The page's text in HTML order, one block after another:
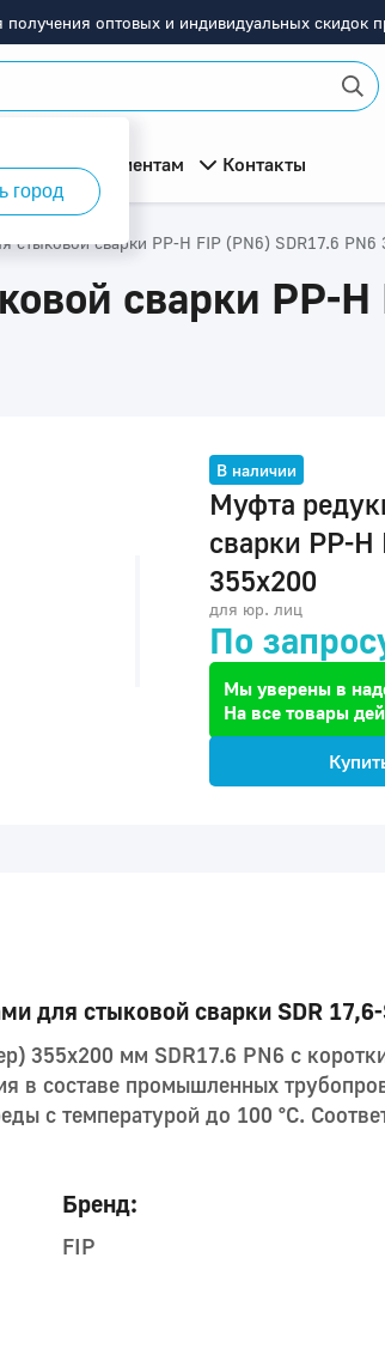
оптовых и индивидуальных скидок
город
Клиентам Контакты
стыковой сварки PP-H FIP (PN6) SDR17.6 PN6
сварки PP-H
В наличии
Муфта
сварки PP-H
355x200
для юр. лиц
По
Мы уверены в
На все товары
для стыковой сварки SDR
355x200 мм SDR17.6 PN6 с
в составе промышленных
с температурой до 100 °С.
Бренд:
FIP